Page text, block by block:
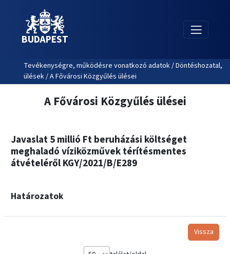
BUDAPEST
Tevékenységre, működésre vonatkozó adatok / Döntéshozatal,
ülések / A Fővárosi Közgyűlés ülései
A Fővárosi Közgyűlés ülései
Javaslat 5 millió Ft beruházási költséget
meghaladó víziközművek térítésmentes
átvételéről KGY/2021/B/E289
Határozatok
Vissza